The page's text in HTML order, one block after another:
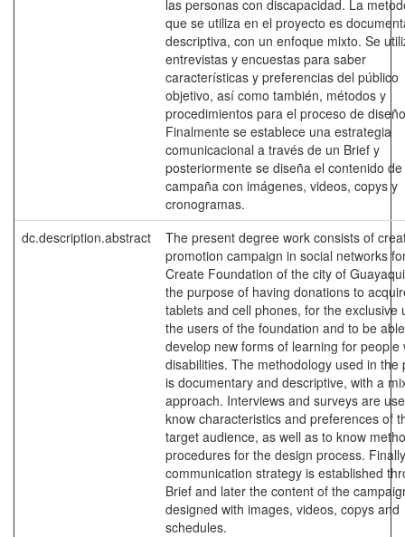
las personas con discapacidad. La
que se utiliza en el proyecto es
descriptiva, con un enfoque mixto. Se
entrevistas y encuestas para saber
características y preferencias del público
objetivo, así como también, métodos y
procedimientos para el proceso de
Finalmente se establece una estrategia
comunicacional a través de un Brief y
posteriormente se diseña el contenido
campaña con imágenes, videos, copys y
cronogramas.
dc.description.abstract
The present degree work consists of
promotion campaign in social networks
Create Foundation of the city of
the purpose of having donations to
tablets and cell phones, for the exclusive
the users of the foundation and to be
develop new forms of learning for people
disabilities. The methodology used in the
is documentary and descriptive, with a
approach. Interviews and surveys are
know characteristics and preferences of
target audience, as well as to know
procedures for the design process.
communication strategy is established
Brief and later the content of the
designed with images, videos, copys and
schedules.